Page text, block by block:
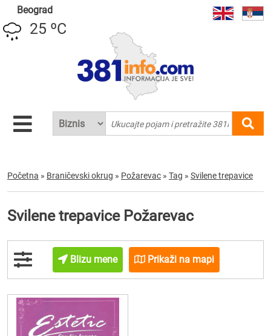
Beograd
25 ºC
Početna » Braničevski okrug » Požarevac » Tag » Svilene trepavice
Svilene trepavice Požarevac
Blizu mene Prikaži na mapi